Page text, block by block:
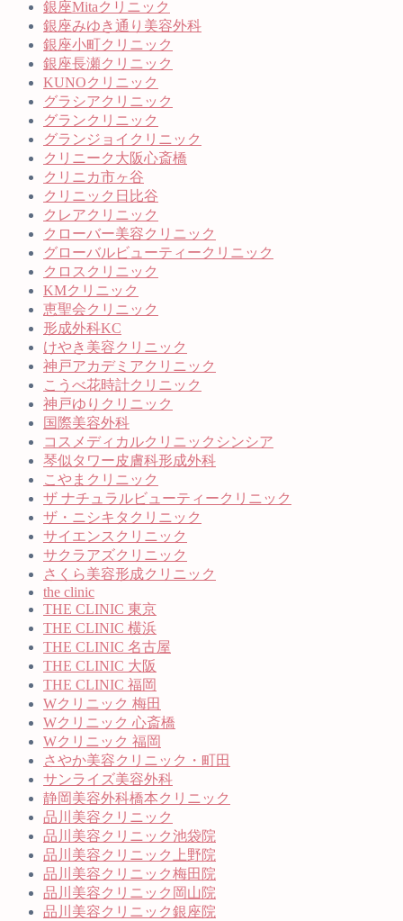
銀座Mitaクリニック
銀座みゆき通り美容外科
銀座小町クリニック
銀座長瀬クリニック
KUNOクリニック
グラシアクリニック
グランクリニック
グランジョイクリニック
クリニーク大阪心斎橋
クリニカ市ヶ谷
クリニック日比谷
クレアクリニック
クローバー美容クリニック
グローバルビューティークリニック
クロスクリニック
KMクリニック
恵聖会クリニック
形成外科KC
けやき美容クリニック
神戸アカデミアクリニック
こうべ花時計クリニック
神戸ゆりクリニック
国際美容外科
コスメディカルクリニックシンシア
琴似タワー皮膚科形成外科
こやまクリニック
ザ ナチュラルビューティークリニック
ザ・ニシキタクリニック
サイエンスクリニック
サクラアズクリニック
さくら美容形成クリニック
the clinic
THE CLINIC 東京
THE CLINIC 横浜
THE CLINIC 名古屋
THE CLINIC 大阪
THE CLINIC 福岡
Wクリニック 梅田
Wクリニック 心斎橋
Wクリニック 福岡
さやか美容クリニック・町田
サンライズ美容外科
静岡美容外科橋本クリニック
品川美容クリニック
品川美容クリニック池袋院
品川美容クリニック上野院
品川美容クリニック梅田院
品川美容クリニック岡山院
品川美容クリニック銀座院